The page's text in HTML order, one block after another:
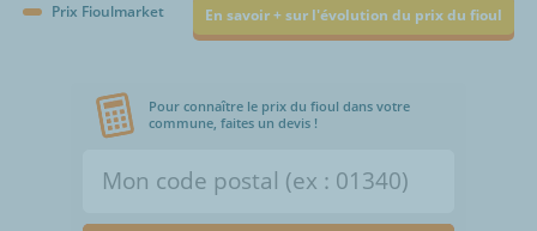
Prix Fioulmarket En savoir + sur l'évolution du prix du fioul
Pour connaître le prix du fioul dans votre
commune, faites un devis !